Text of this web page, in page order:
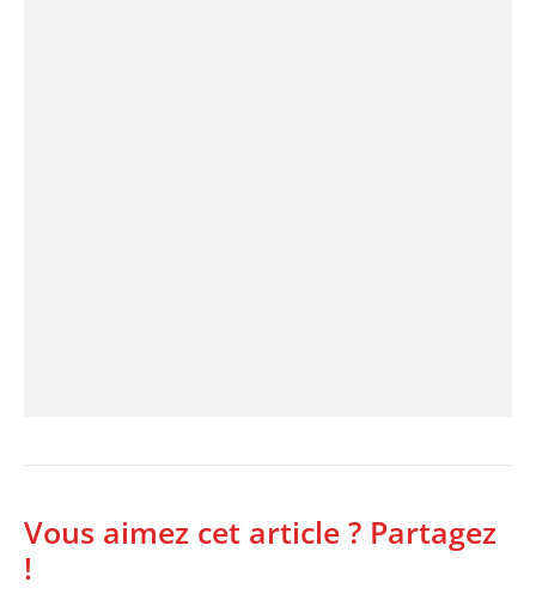
Vous aimez cet article ? Partagez
!